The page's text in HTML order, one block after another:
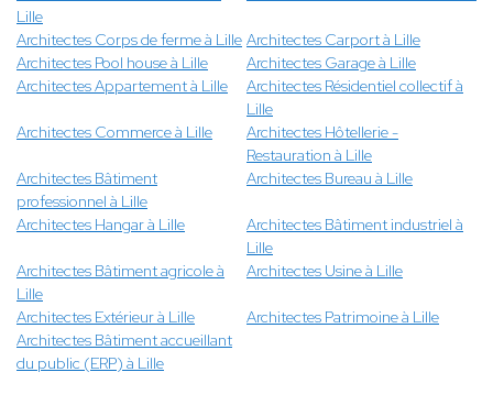
Lille
Architectes Corps de ferme à Lille Architectes Carport à Lille
Architectes Pool house à Lille
Architectes Garage à Lille
Architectes Appartement à Lille
Architectes Résidentiel collectif à
Lille
Architectes Commerce à Lille
Architectes Hôtellerie -
Restauration à Lille
Architectes Bâtiment
professionnel à Lille
Architectes Bureau à Lille
Architectes Hangar à Lille
Architectes Bâtiment industriel à
Lille
Architectes Bâtiment agricole à
Lille
Architectes Usine à Lille
Architectes Extérieur à Lille
Architectes Patrimoine à Lille
Architectes Bâtiment accueillant
du public (ERP) à Lille